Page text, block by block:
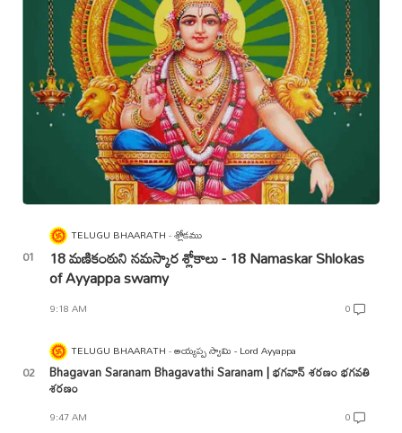
TELUGU BHAARATH శ్లోకము
18 మణికంఠుని నమస్కార శ్లోకాలు - 18 Namaskar Shlokas
of Ayyappa swamy
9:18 AM 0
TELUGU BHAARATH అయ్యప్ప స్వామి - Lord Ayyappa
Bhagavan Saranam Bhagavathi Saranam | భగవాన్ శరణం భగవతి
శరణం
9:47 AM 0